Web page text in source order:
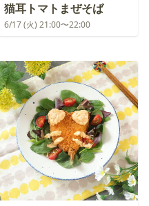
猫耳トマトまぜそば
6/17 (火) 21:00〜22:00